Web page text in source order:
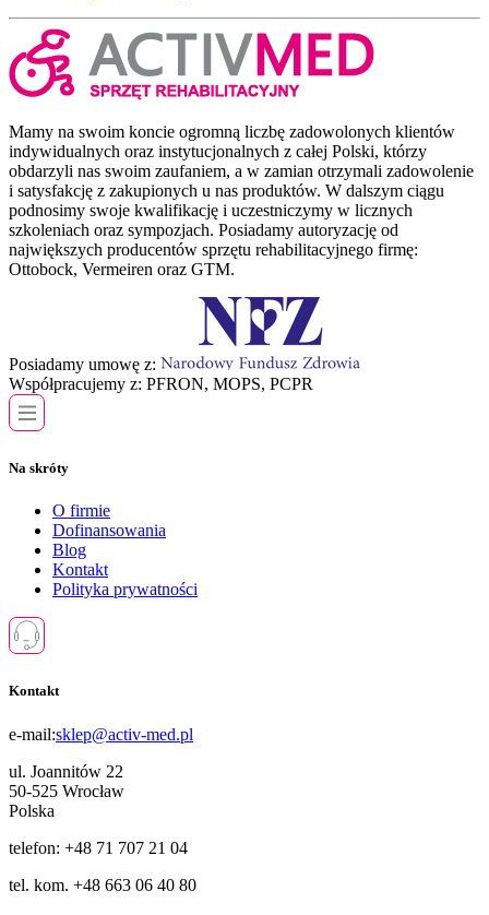
Mamy na swoim koncie ogromną liczbę zadowolonych klientów
indywidualnych oraz instytucjonalnych z całej Polski, którzy
obdarzyli nas swoim zaufaniem, a w zamian otrzymali zadowolenie
i satysfakcję z zakupionych u nas produktów. W dalszym ciągu
podnosimy swoje kwalifikację i uczestniczymy w licznych
szkoleniach oraz sympozjach. Posiadamy autoryzację od
największych producentów sprzętu rehabilitacyjnego firmę:
Ottobock, Vermeiren oraz GTM.
Posiadamy umowę z:
Współpracujemy z: PFRON, MOPS, PCPR
Na skróty
O firmie
Dofinansowania
Blog
Kontakt
Polityka prywatności
Kontakt
e-mail:sklep@activ-med.pl
ul. Joannitów 22
50-525 Wrocław
Polska
telefon: +48 71 707 21 04
tel. kom. +48 663 06 40 80